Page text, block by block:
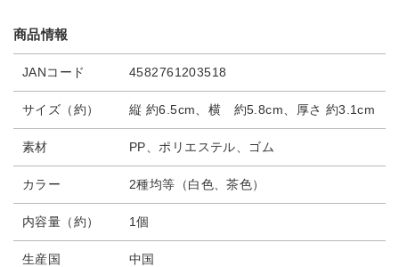
商品情報
JANコード 4582761203518
サイズ（約） 縦 約6.5cm、横 約5.8cm、厚さ 約3.1cm
素材 PP、ポリエステル、ゴム
カラー 2種均等（白色、茶色）
内容量（約） 1個
生産国 中国